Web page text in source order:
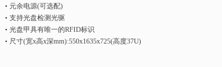
• 元余电源(可选配)
• 支持光盘检测光驱
• 光盘甲具有唯一的RFID标识
• 尺寸(宽x高x深mm):550x1635x725(高度37U)